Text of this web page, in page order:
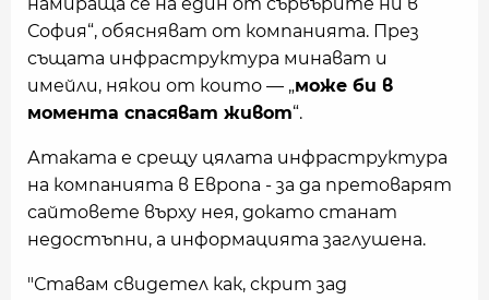
София“, обясняват от компанията. През
същата инфраструктура минават и
имейли, някои от които — „може би в
момента спасяват живот“.
Атаката е срещу цялата инфраструктура
на компанията в Европа - за да претоварят
сайтовете върху нея, докато станат
недостъпни, а информацията заглушена.
"Ставам свидетел как, скрит зад